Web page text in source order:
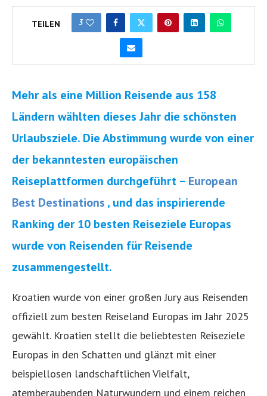
TEILEN 3
Mehr als eine Million Reisende aus 158
Ländern wählten dieses Jahr die schönsten
Urlaubsziele. Die Abstimmung wurde von einer
der bekanntesten europäischen
Reiseplattformen durchgeführt – European
Best Destinations , und das inspirierende
Ranking der 10 besten Reiseziele Europas
wurde von Reisenden für Reisende
zusammengestellt.
Kroatien wurde von einer großen Jury aus Reisenden
offiziell zum besten Reiseland Europas im Jahr 2025
gewählt. Kroatien stellt die beliebtesten Reiseziele
Europas in den Schatten und glänzt mit einer
beispiellosen landschaftlichen Vielfalt,
atemberaubenden Naturwundern und einem reichen